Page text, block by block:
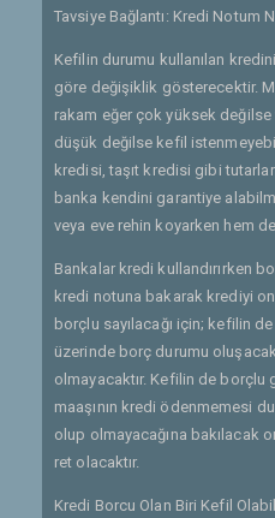
Tavsiye Bağlantı: Kredi Notum
Kefilin durumu kullanılan
göre değişiklik gösterecektir.
rakam eğer çok yüksek
düşük değilse kefil
kredisi, taşıt kredisi gibi
banka kendini garantiye
veya eve rehin koyarken hem
Bankalar kredi kullandırırken
kredi notuna bakarak krediyi
borçlu sayılacağı için; kefilin
üzerinde borç durumu
olmayacaktır. Kefilin de borçlu
maaşının kredi ödenmemesi
olup olmayacağına bakılacak
ret olacaktır.
Kredi Borcu Olan Biri Kefil